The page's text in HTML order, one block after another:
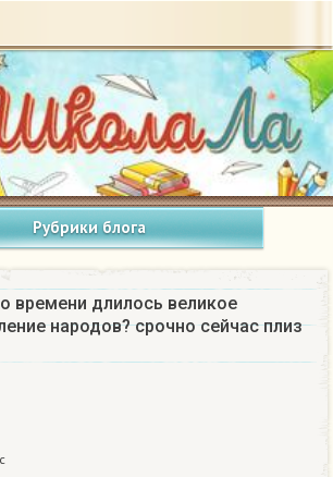
Рубрики блога
времени длилось великое
народов? срочно сейчас плиз​